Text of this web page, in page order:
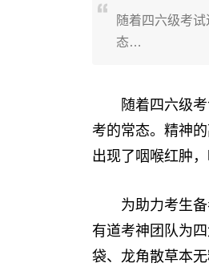
随着四六级考
态…
随着四六级
考的常态。精神
出现了咽喉红肿，
为助力考生
有道考神团队为
袋、龙角散草本